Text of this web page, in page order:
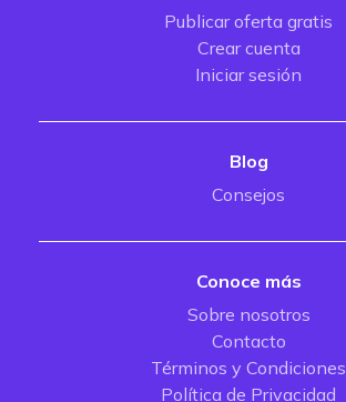
Publicar oferta gratis
Crear cuenta
Iniciar sesión
Blog
Consejos
Conoce más
Sobre nosotros
Contacto
Términos y Condiciones
Política de Privacidad